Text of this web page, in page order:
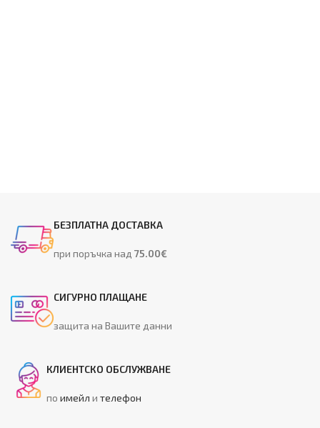
БЕЗПЛАТНА ДОСТАВКА
при поръчка над75.00€
СИГУРНО ПЛАЩАНЕ
защита на Вашите данни
КЛИЕНТСКО ОБСЛУЖВАНЕ
поимейл ителефон